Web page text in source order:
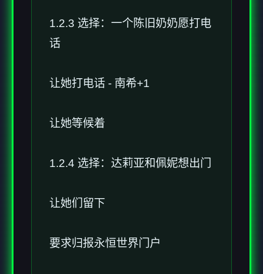
1.2.3 选择：一个陈旧奶奶愿打电
话
让她打电话 - 南希+1
让她等候着
1.2.4 选择：达莉亚和佩妮想出门
让她们留下
要求归报永恒世界门户